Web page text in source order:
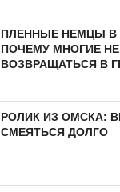
ПЛЕННЫЕ НЕМЦЫ В
ПОЧЕМУ МНОГИЕ
ВОЗВРАЩАТЬСЯ В
РОЛИК ИЗ ОМСКА:
СМЕЯТЬСЯ ДОЛГО